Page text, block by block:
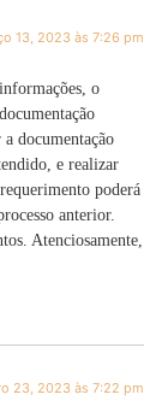
13, 2023 às 7:26 pm
o
a documentação
e realizar
poderá
anterior.
Atenciosamente,
23, 2023 às 7:22 pm